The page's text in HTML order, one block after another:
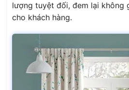
lượng tuyệt đối, đem lại không
cho khách hàng.